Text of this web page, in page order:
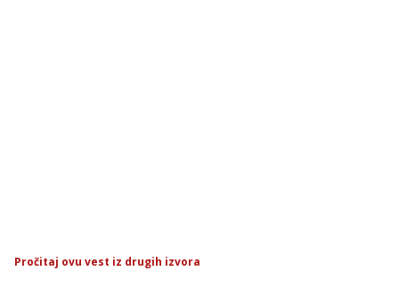
Pročitaj ovu vest iz drugih izvora